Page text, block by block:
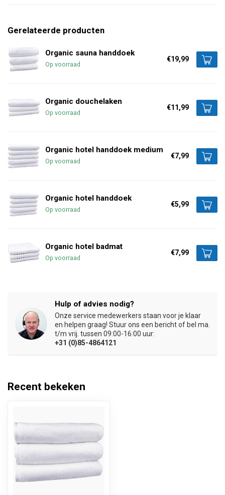
Gerelateerde producten
Organic sauna handdoek
Op voorraad
€19,99
Organic douchelaken
Op voorraad
€11,99
Organic hotel handdoek medium
Op voorraad
€7,99
Organic hotel handdoek
Op voorraad
€5,99
Organic hotel badmat
Op voorraad
€7,99
Hulp of advies nodig?
Onze service medewerkers staan voor je klaar
en helpen graag! Stuur ons een bericht of bel ma.
t/m vrij. tussen 09:00-16:00 uur:
+31 (0)85-4864121
Recent bekeken